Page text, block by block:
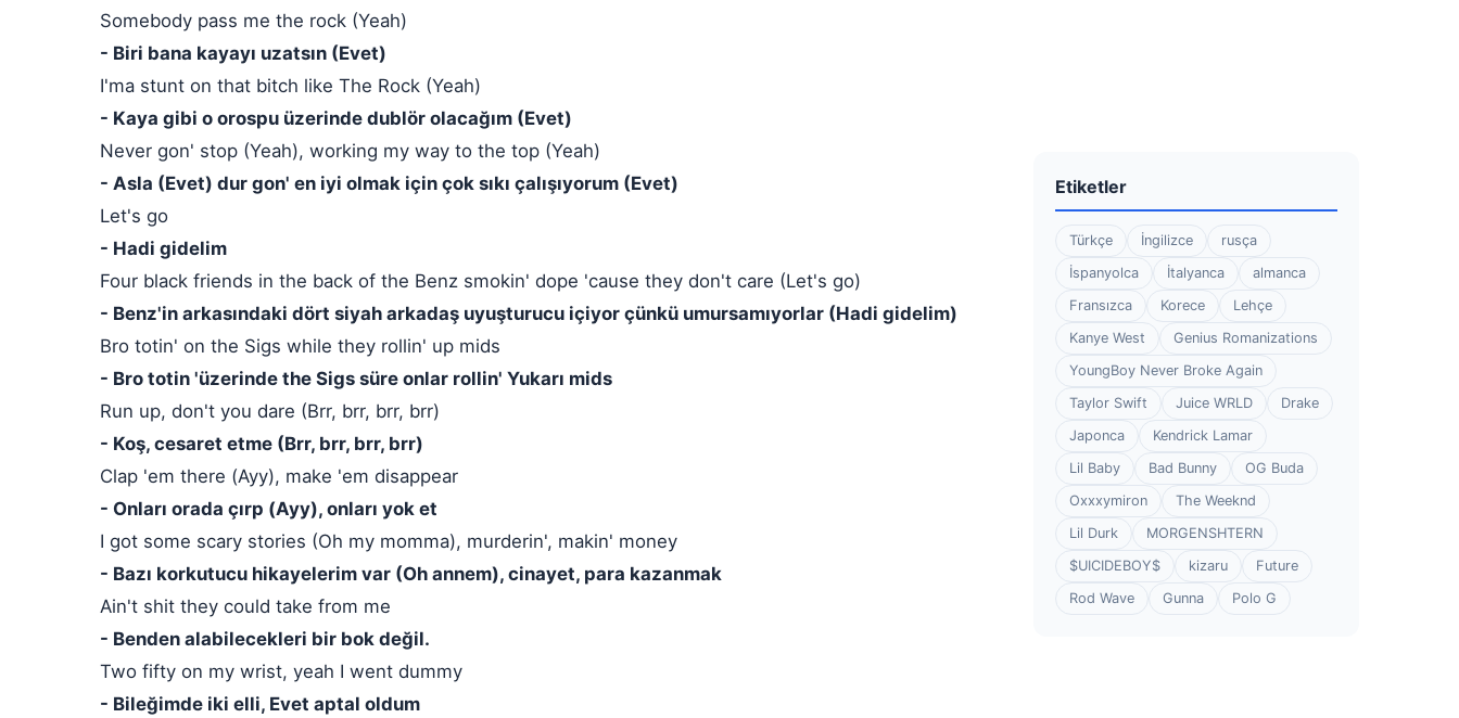
Somebody pass me the rock (Yeah)
- Biri bana kayayı uzatsın (Evet)
I'ma stunt on that bitch like The Rock (Yeah)
- Kaya gibi o orospu üzerinde dublör olacağım (Evet)
Never gon' stop (Yeah), working my way to the top (Yeah)
- Asla (Evet) dur gon' en iyi olmak için çok sıkı çalışıyorum (Evet)
Let's go
- Hadi gidelim
Four black friends in the back of the Benz smokin' dope 'cause they don't care (Let's go)
- Benz'in arkasındaki dört siyah arkadaş uyuşturucu içiyor çünkü umursamıyorlar (Hadi gidelim)
Bro totin' on the Sigs while they rollin' up mids
- Bro totin 'üzerinde the Sigs süre onlar rollin' Yukarı mids
Run up, don't you dare (Brr, brr, brr, brr)
- Koş, cesaret etme (Brr, brr, brr, brr)
Clap 'em there (Ayy), make 'em disappear
- Onları orada çırp (Ayy), onları yok et
I got some scary stories (Oh my momma), murderin', makin' money
- Bazı korkutucu hikayelerim var (Oh annem), cinayet, para kazanmak
Ain't shit they could take from me
- Benden alabilecekleri bir bok değil.
Two fifty on my wrist, yeah I went dummy
- Bileğimde iki elli, Evet aptal oldum
Etiketler
Türkçe İngilizce
rusça
İspanyolca
İtalyanca
almanca
Fransızca
Korece
Lehçe
Kanye West
Genius Romanizations
YoungBoy Never Broke Again
Taylor Swift
Juice WRLD
Drake
Japonca
Kendrick Lamar
Lil Baby
Bad Bunny
OG Buda
Oxxxymiron
The Weeknd
Lil Durk
MORGENSHTERN
$UICIDEBOY$
kizaru
Future
Rod Wave
Gunna Polo G